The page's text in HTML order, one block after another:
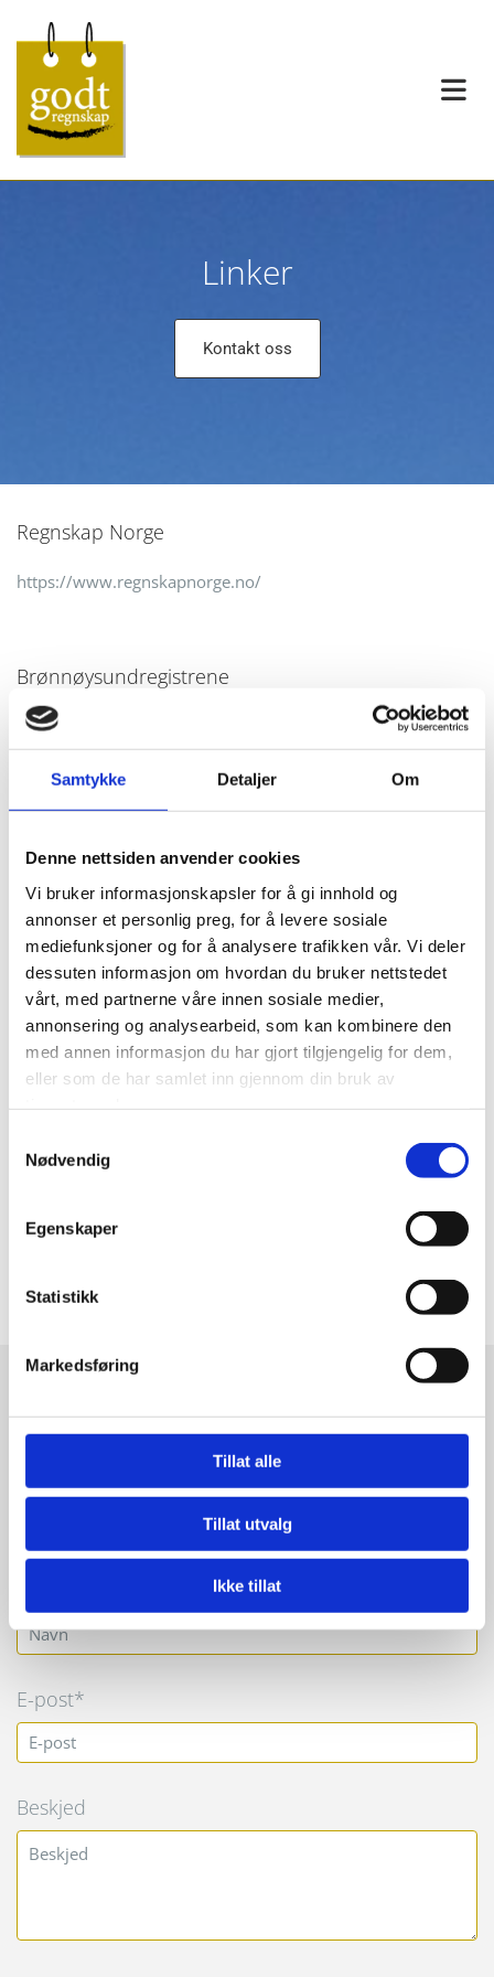
Samtykke Detaljer Om
Denne nettsiden anvender cookies
Vi bruker informasjonskapsler for å gi innhold og
annonser et personlig preg, for å levere sosiale
mediefunksjoner og for å analysere trafikken vår. Vi deler
dessuten informasjon om hvordan du bruker nettstedet
vårt, med partnerne våre innen sosiale medier,
annonsering og analysearbeid, som kan kombinere den
med annen informasjon du har gjort tilgjengelig for dem,
eller som de har samlet inn gjennom din bruk av
Nødvendig
Egenskaper
Statistikk
Markedsføring
Tillat alle
Tillat utvalg
Ikke tillat
Linker
Kontakt oss
Regnskap Norge
https://www.regnskapnorge.no/
Brønnøysundregistrene
https://www.brreg.no/
Statistisk sentralbyrå
Lovdata
https://lovdata.no/
Skatteetaten
https://www.skatteetaten.no/person/
Storaneset 24
E-post*
Beskjed